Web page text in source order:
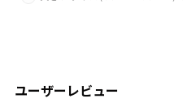
ユーザーレビュー